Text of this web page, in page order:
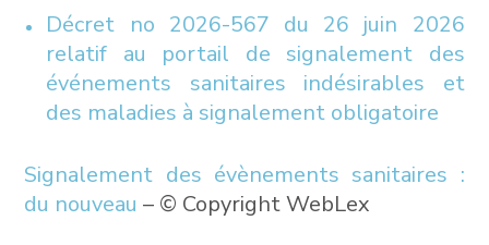
Décret no 2026-567 du 26 juin 2026
relatif au portail de signalement des
événements sanitaires indésirables et
des maladies à signalement obligatoire
Signalement des évènements sanitaires :
du nouveau – © Copyright WebLex